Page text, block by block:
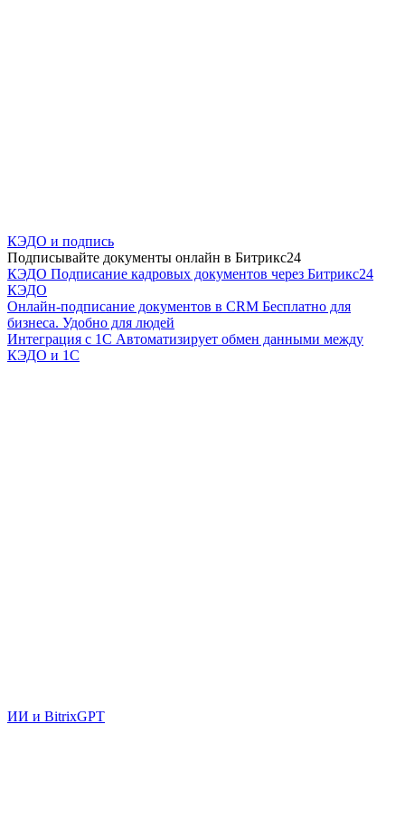
КЭДО и подпись
Подписывайте документы онлайн в Битрикс24
КЭДО Подписание кадровых документов через Битрикс24
КЭДО
Онлайн-подписание документов в CRM Бесплатно для
бизнеса. Удобно для людей
Интеграция с 1С Автоматизирует обмен данными между
КЭДО и 1С
ИИ и BitrixGPT